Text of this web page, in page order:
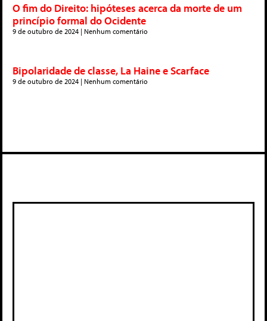
O fim do Direito: hipóteses acerca da morte de um
princípio formal do Ocidente
9 de outubro de 2024 Nenhum comentário
Bipolaridade de classe, La Haine e Scarface
9 de outubro de 2024 Nenhum comentário